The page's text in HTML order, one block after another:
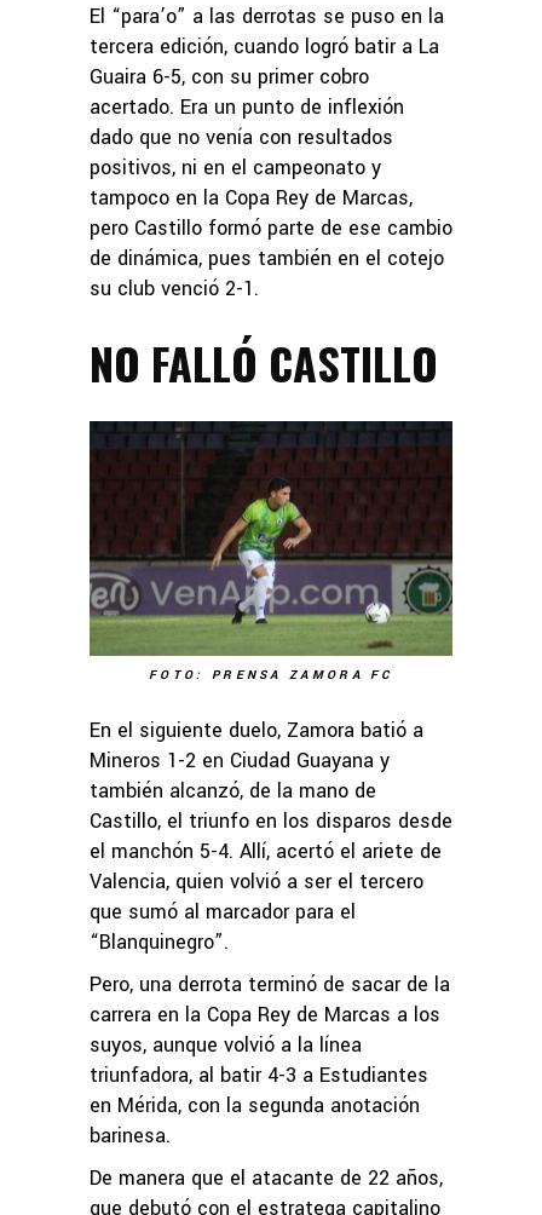
El “para’o” a las derrotas se puso en la
tercera edición, cuando logró batir a La
Guaira 6-5, con su primer cobro
acertado. Era un punto de inflexión
dado que no venía con resultados
positivos, ni en el campeonato y
tampoco en la Copa Rey de Marcas,
pero Castillo formó parte de ese cambio
de dinámica, pues también en el cotejo
su club venció 2-1.
NO FALLÓ CASTILLO
FOTO: PRENSA ZAMORA FC
En el siguiente duelo, Zamora batió a
Mineros 1-2 en Ciudad Guayana y
también alcanzó, de la mano de
Castillo, el triunfo en los disparos desde
el manchón 5-4. Allí, acertó el ariete de
Valencia, quien volvió a ser el tercero
que sumó al marcador para el
“Blanquinegro”.
Pero, una derrota terminó de sacar de la
carrera en la Copa Rey de Marcas a los
suyos, aunque volvió a la línea
triunfadora, al batir 4-3 a Estudiantes
en Mérida, con la segunda anotación
barinesa.
De manera que el atacante de 22 años,
que debutó con el estratega capitalino